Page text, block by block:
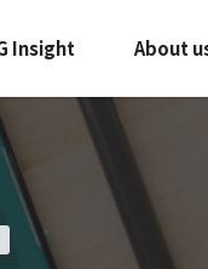
Insight About